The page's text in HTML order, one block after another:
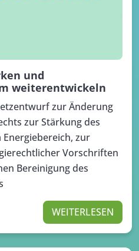
und
weiterentwickeln
zur Änderung
zur Stärkung des
zur
Vorschriften
Bereinigung des
WEITERLESEN